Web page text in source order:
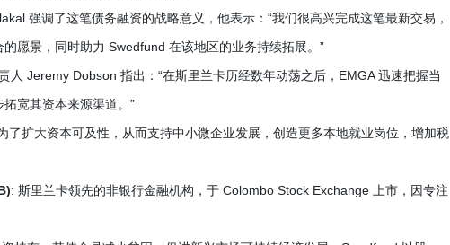
强调了这笔债务融资的战略意义，他表示：“我们很高兴完成这笔最新交易，
愿景，同时助力 Swedfund 在该地区的业务持续拓展。”
人 Jeremy Dobson 指出：“在斯里兰卡历经数年动荡之后，EMGA 迅速把握当
宽其资本来源渠道。”
扩大资本可及性，从而支持中小微企业发展，创造更多本地就业岗位，增加税
: 斯里兰卡领先的非银行金融机构，于 Colombo Stock Exchange 上市，因专注